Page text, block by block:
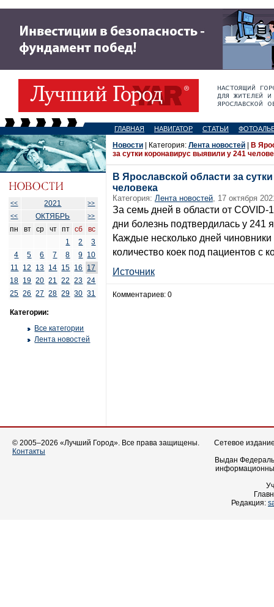
ГЛАВНАЯ НАВИГАТОР СТАТЬИ
<< 2021
>>
<<
ОКТЯБРЬ >>
пн вт ср чт пт сб
вс
1
2
3
4
5 6 7 8 9 10
11
12 13 14 15 16
17
18 19 20 21 22 23 24
25 26 27 28 29 30 31
Категории:
Все категории
Лента новостей
Новости | Категория: Лента новостей
В
за сутки коронавирус выявили у 241
В Ярославской области за
человека
Категория: Лента новостей, 17 октября
За семь дней в области от
дни болезнь подтвердилась у 241
Каждые несколько дней
количество коек под пациентов с
Источник
Комментариев: 0
© 2005–2026 «Лучший Город». Все права защищены.
Контакты
Сетевое
Выдан
Редакция: